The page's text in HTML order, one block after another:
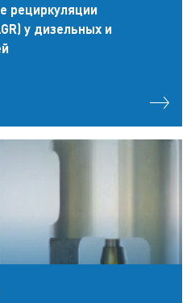
рециркуляции
у дизельных и